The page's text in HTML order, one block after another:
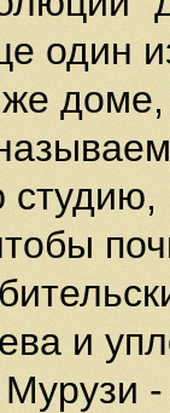
один
доме,
и